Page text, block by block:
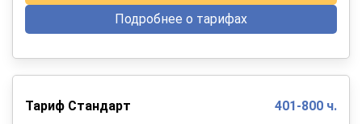
Подробнее о тарифах
Тариф Стандарт 401-800 ч.